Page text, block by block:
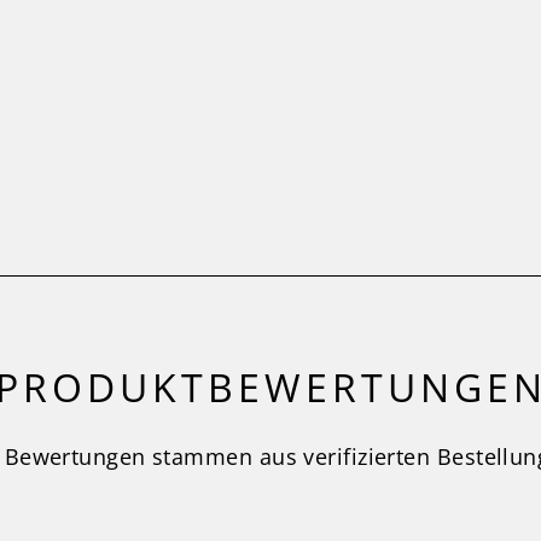
PRODUKTBEWERTUNGEN
stammen aus verifizierten